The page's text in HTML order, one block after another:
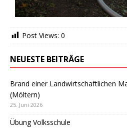
Post Views: 0
NEUESTE BEITRÄGE
Brand einer Landwirtschaftlichen
(Möltern)
25. Juni 2026
Übung Volksschule